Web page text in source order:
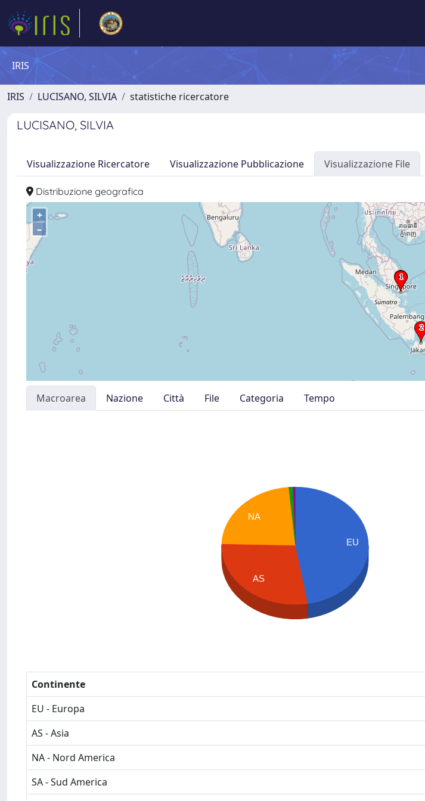
IRIS
IRIS LUCISANO, SILVIA statistiche ricercatore
LUCISANO, SILVIA
Visualizzazione Ricercatore Visualizzazione Pubblicazione Visualizzazione File
Distribuzione geografica
+
–
Macroarea Nazione Città File Categoria
Tempo
EU
NA
AS
Continente
EU - Europa
AS - Asia
NA - Nord America
SA - Sud America